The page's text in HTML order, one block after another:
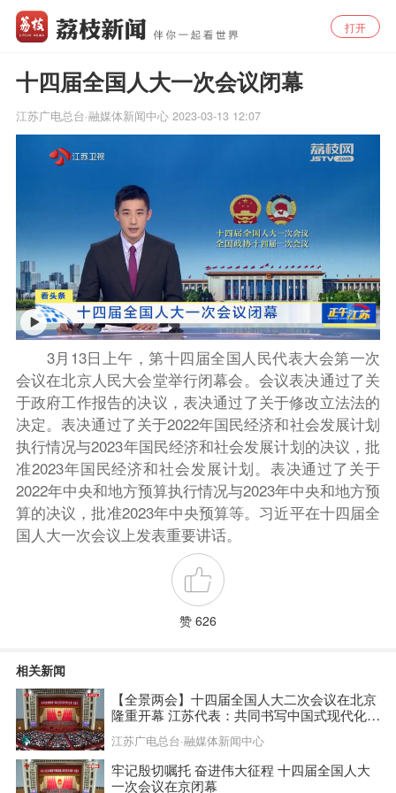
打开
十四届全国人大一次会议闭幕
江苏广电总台·融媒体新闻中心 2023-03-13 12:07
3月13日上午，第十四届全国人民代表大会第一次
会议在北京人民大会堂举行闭幕会。会议表决通过了关
于政府工作报告的决议，表决通过了关于修改立法法的
决定。表决通过了关于2022年国民经济和社会发展计划
执行情况与2023年国民经济和社会发展计划的决议，批
准2023年国民经济和社会发展计划。表决通过了关于
2022年中央和地方预算执行情况与2023年中央和地方预
算的决议，批准2023年中央预算等。习近平在十四届全
国人大一次会议上发表重要讲话。
赞 626
相关新闻
【全景两会】十四届全国人大二次会议在北京
隆重开幕 江苏代表：共同书写中国式现代化建
江苏广电总台·融媒体新闻中心
牢记殷切嘱托 奋进伟大征程 十四届全国人大
一次会议在京闭幕